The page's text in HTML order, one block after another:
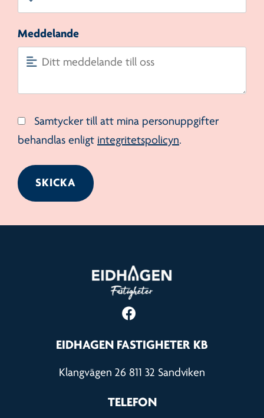
Meddelande
Samtycker till att mina personuppgifter
behandlas enligt integritetspolicyn.
EIDHAGEN FASTIGHETER KB
Klangvägen 26 811 32 Sandviken
TELEFON